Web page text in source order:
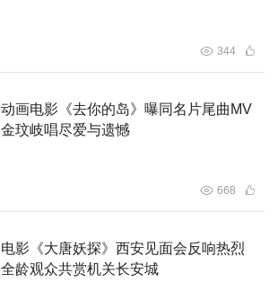
344
动画电影《去你的岛》曝同名片尾曲MV
金玟岐唱尽爱与遗憾
668
电影《大唐妖探》西安见面会反响热烈
全龄观众共赏机关长安城